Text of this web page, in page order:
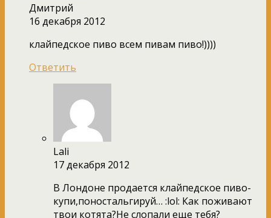
Дмитрий
16 декабря 2012
клайпедское пиво всем пивам пиво!))))
Ответить
Lali
17 декабря 2012
В Лондоне продается клайпедское пиво-
купи,поностальгируй… :lol: Как поживают
твои котята?Не слопали еще тебя?